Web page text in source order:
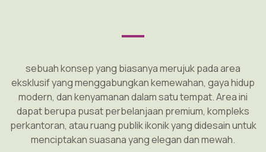
sebuah konsep yang biasanya merujuk pada area
eksklusif yang menggabungkan kemewahan, gaya hidup
modern, dan kenyamanan dalam satu tempat. Area ini
dapat berupa pusat perbelanjaan premium, kompleks
perkantoran, atau ruang publik ikonik yang didesain untuk
menciptakan suasana yang elegan dan mewah.